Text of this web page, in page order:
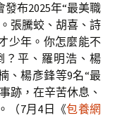
布2025年“最美職
張騰蛟、胡喜、詩
少年。你怎麼能不
？平、羅明浩、楊
、楊彥鋒等9名“最
跡，在辛苦休息、
（7月4日《包養網